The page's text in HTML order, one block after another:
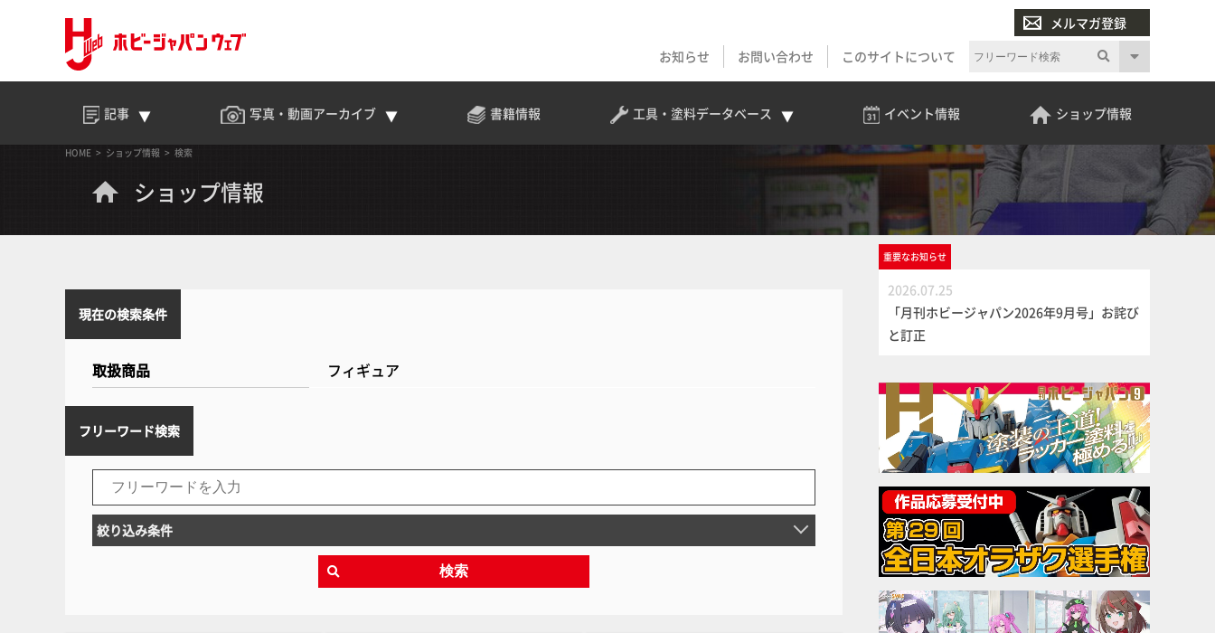
メルマガ登録
お知らせ
お問い合わせ このサイトについて
記事 写真・動画アーカイブ 書籍情報 工具・塗料データベース イベント情報 ショップ情報
HOME ショップ情報 検索
ショップ情報
現在の検索条件
取扱商品 フィギュア
フリーワード検索
絞り込み条件
検索
重要なお知らせ
2026.07.25
「月刊ホビージャパン2026年9月号」お詫び
と訂正